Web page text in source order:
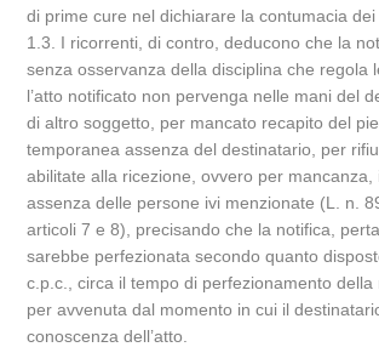
di prime cure nel dichiarare la contumacia dei
1.3. I ricorrenti, di contro, deducono che la
senza osservanza della disciplina che regola
l’atto notificato non pervenga nelle mani del
di altro soggetto, per mancato recapito del
temporanea assenza del destinatario, per
abilitate alla ricezione, ovvero per mancanza,
assenza delle persone ivi menzionate (L. n.
articoli 7 e 8), precisando che la notifica,
sarebbe perfezionata secondo quanto
c.p.c., circa il tempo di perfezionamento della
per avvenuta dal momento in cui il
conoscenza dell’atto.